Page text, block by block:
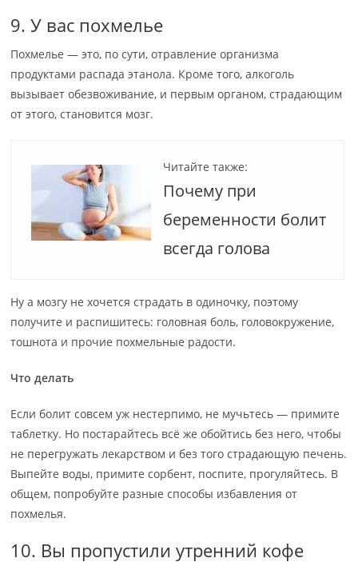
9. У вас похмелье
Похмелье — это, по сути, отравление организма
продуктами распада этанола. Кроме того, алкоголь
вызывает обезвоживание, и первым органом, страдающим
от этого, становится мозг.
Читайте также:
Почему при
беременности болит
всегда голова
Ну а мозгу не хочется страдать в одиночку, поэтому
получите и распишитесь: головная боль, головокружение,
тошнота и прочие похмельные радости.
Что делать
Если болит совсем уж нестерпимо, не мучьтесь — примите
таблетку. Но постарайтесь всё же обойтись без него, чтобы
не перегружать лекарством и без того страдающую печень.
Выпейте воды, примите сорбент, поспите, прогуляйтесь. В
общем, попробуйте разные способы избавления от
похмелья.
10. Вы пропустили утренний кофе